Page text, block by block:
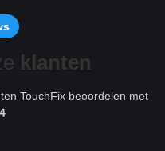
klanten
TouchFix beoordelen met